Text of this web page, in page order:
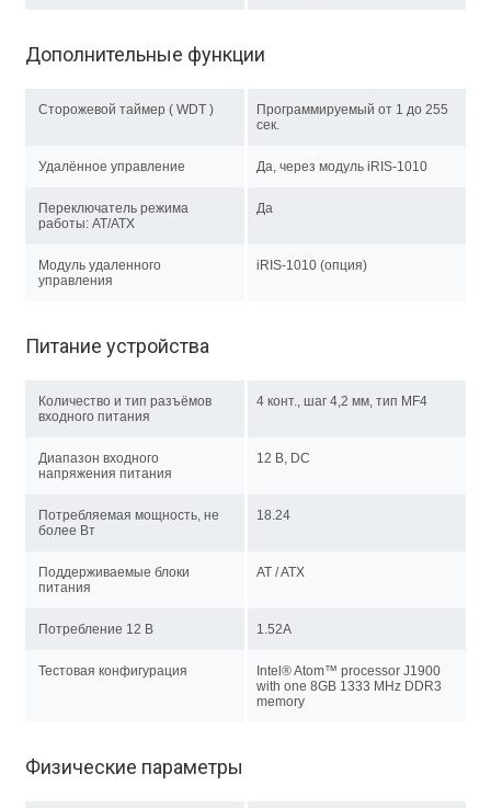
Дополнительные функции
Сторожевой таймер ( WDT )
Программируемый от 1 до 255
сек.
Удалённое управление Да, через модуль iRIS-1010
Переключатель режима
работы: AT/ATX
Да
Модуль удаленного
управления
iRIS-1010 (опция)
Питание устройства
Количество и тип разъёмов
входного питания
4 конт., шаг 4,2 мм, тип MF4
Диапазон входного
напряжения питания
12 В, DC
Потребляемая мощность, не
более Вт
18.24
Поддерживаемые блоки
питания
AT / ATX
Потребление 12 В 1.52A
Тестовая конфигурация
Intel® Atom™ processor J1900
with one 8GB 1333 MHz DDR3
memory
Физические параметры